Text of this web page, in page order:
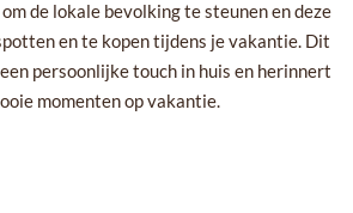
de lokale bevolking te steunen en deze
en te kopen tijdens je vakantie. Dit
persoonlijke touch in huis en herinnert
momenten op vakantie.